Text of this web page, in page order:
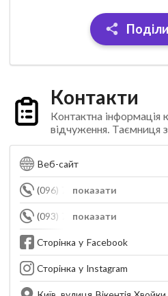
Контакти
Контактна інформація
відчуження. Таємниця
Веб-сайт
показати
(096) 707-04-49
показати
(093) 707-04-49
Сторінка у Facebook
Сторінка у Instagram